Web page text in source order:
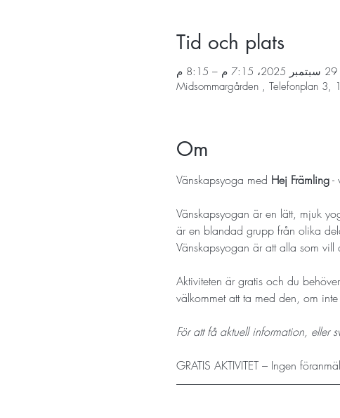
Tid och plats
29 سبتمبر 2025، 7:15 م – 8:15 م
Midsommargården , Telefonplan 3,
Om
Vänskapsyoga med Hej Främling -
Vänskapsyogan är en lätt, mjuk
är en blandad grupp från olika
Vänskapsyogan är att alla som
Aktiviteten är gratis och du
välkommet att ta med den, om
För att få aktuell information,
GRATIS AKTIVITET – Ingen